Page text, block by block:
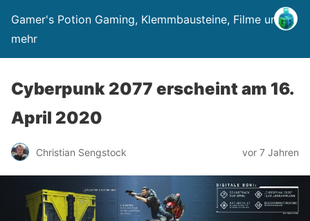
Gamer's Potion Gaming, Klemmbausteine, Filme und
mehr
Cyberpunk 2077 erscheint am 16.
April 2020
Christian Sengstock vor 7 Jahren